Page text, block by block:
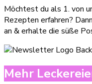
Möchtest du als 1. von
Rezepten erfahren?
an & erhalte die süße
Mehr